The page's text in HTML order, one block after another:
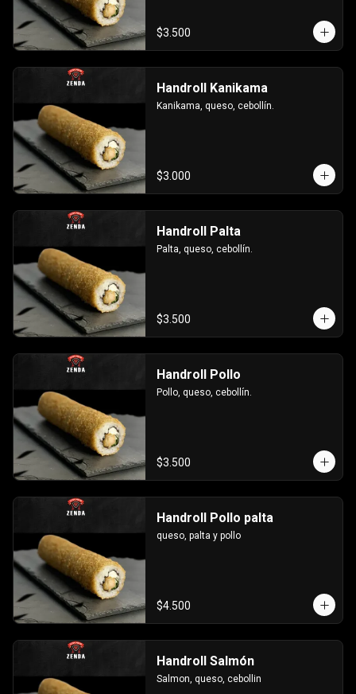
$3.500
Handroll Kanikama
Kanikama, queso, cebollín.
$3.000
Handroll Palta
Palta, queso, cebollín.
$3.500
Handroll Pollo
Pollo, queso, cebollín.
$3.500
Handroll Pollo palta
queso, palta y pollo
$4.500
Handroll Salmón
Salmon, queso, cebollin